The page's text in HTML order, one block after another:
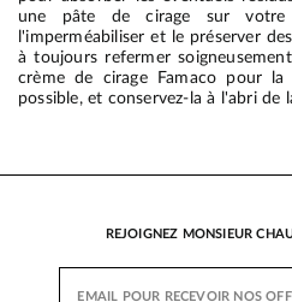
une pâte de cirage sur
l'imperméabiliser et le préserver
à toujours refermer
crème de cirage Famaco pour
possible, et conservez-la à l'abri de
REJOIGNEZ MONSIEUR